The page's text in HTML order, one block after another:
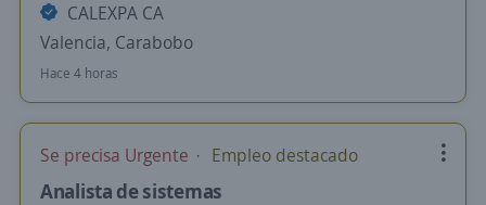
CALEXPA CA
Valencia, Carabobo
Hace 4 horas
Se precisa Urgente Empleo destacado
Analista de sistemas